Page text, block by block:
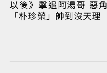
以後》擊退阿湯哥 惡角
「朴珍榮」帥到沒天理